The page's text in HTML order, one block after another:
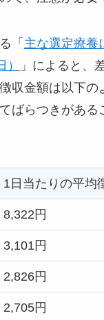
「 主な選定療養
」によると、
収金額は以下の
ばらつきがある
1日当たりの平均
8,322円
3,101円
2,826円
2,705円